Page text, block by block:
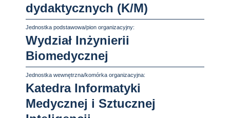
dydaktycznych (K/M)
Jednostka podstawowa/pion organizacyjny:
Wydział Inżynierii
Biomedycznej
Jednostka wewnętrzna/komórka organizacyjna:
Katedra Informatyki
Medycznej i Sztucznej